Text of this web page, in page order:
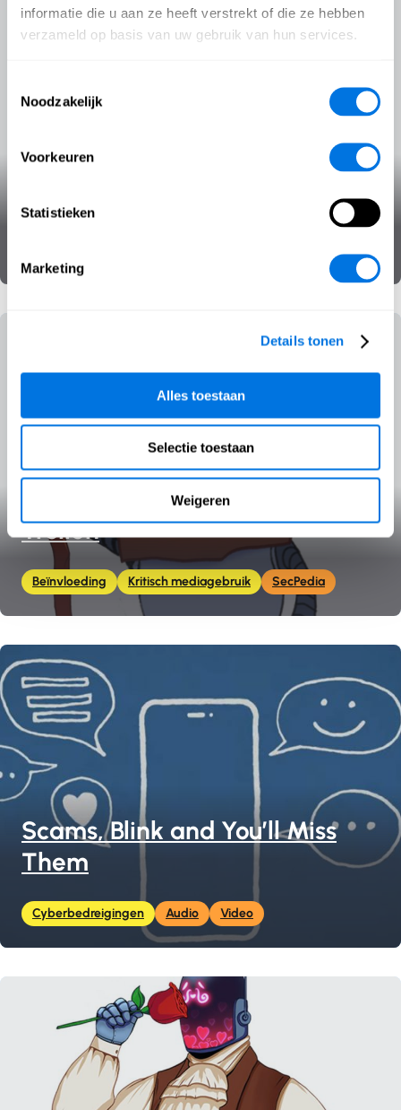
informatie die u aan ze heeft verstrekt of die ze hebben
verzameld op basis van uw gebruik van hun services.
Noodzakelijk
Voorkeuren
Statistieken
Marketing
Details tonen
Alles toestaan
Selectie toestaan
Weigeren
Trollen
Beïnvloeding Kritisch mediagebruik SecPedia
Scams, Blink and You’ll Miss
Them
Cyberbedreigingen Audio Video